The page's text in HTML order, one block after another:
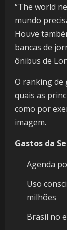
“The world
mundo
Houve
bancas de
ônibus de
O ranking de
quais as
como por
imagem.
Gastos da
Agenda
Uso
milhões
Brasil no